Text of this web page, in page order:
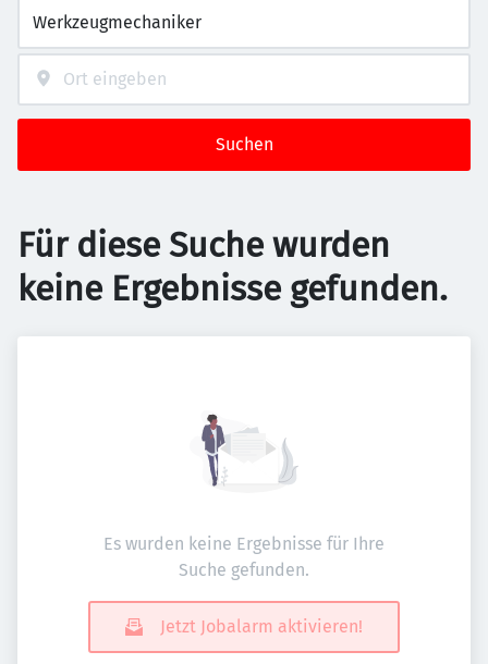
Suchen
Für diese Suche wurden
keine Ergebnisse gefunden.
Es wurden keine Ergebnisse für Ihre
Suche gefunden.
Jetzt Jobalarm aktivieren!